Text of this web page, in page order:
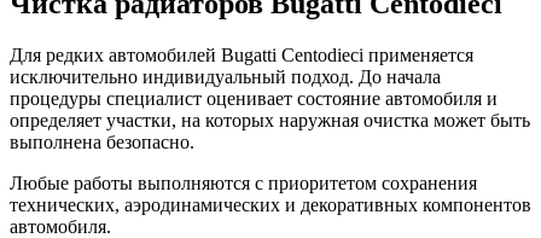
Для редких автомобилей Bugatti Centodieci применяется
исключительно индивидуальный подход. До начала
процедуры специалист оценивает состояние автомобиля и
определяет участки, на которых наружная очистка может быть
выполнена безопасно.
Любые работы выполняются с приоритетом сохранения
технических, аэродинамических и декоративных компонентов
автомобиля.